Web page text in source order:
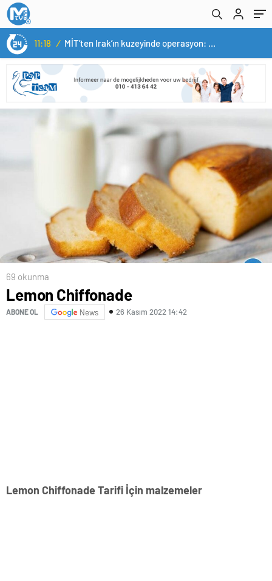
11:18 / MİT’ten Irak’ın kuzeyinde operasyon: Ramazan Güneş Türkiye’ye getirildi
69 okunma
Lemon Chiffonade
ABONE OL News 26 Kasım 2022 14:42
Lemon Chiffonade Tarifi İçin malzemeler